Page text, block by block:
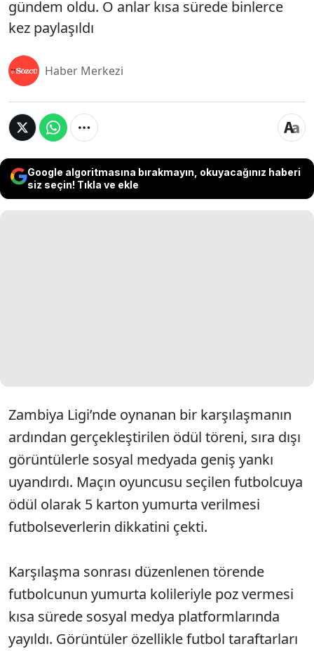
gündem oldu. O anlar kısa sürede binlerce
kez paylaşıldı
Haber Merkezi
Google algoritmasına bırakmayın, okuyacağınız haberi
siz seçin! Tıkla ve ekle
Zambiya Ligi’nde oynanan bir karşılaşmanın
ardından gerçekleştirilen ödül töreni, sıra dışı
görüntülerle sosyal medyada geniş yankı
uyandırdı. Maçın oyuncusu seçilen futbolcuya
ödül olarak 5 karton yumurta verilmesi
futbolseverlerin dikkatini çekti.
Karşılaşma sonrası düzenlenen törende
futbolcunun yumurta kolileriyle poz vermesi
kısa sürede sosyal medya platformlarında
yayıldı. Görüntüler özellikle futbol taraftarları